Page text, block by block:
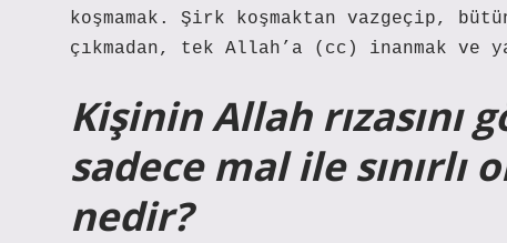
koşmamak. Şirk koşmaktan vazgeçip,
çıkmadan, tek Allah’a (cc) inanmak ve
Kişinin Allah rızasını
sadece mal ile
nedir?